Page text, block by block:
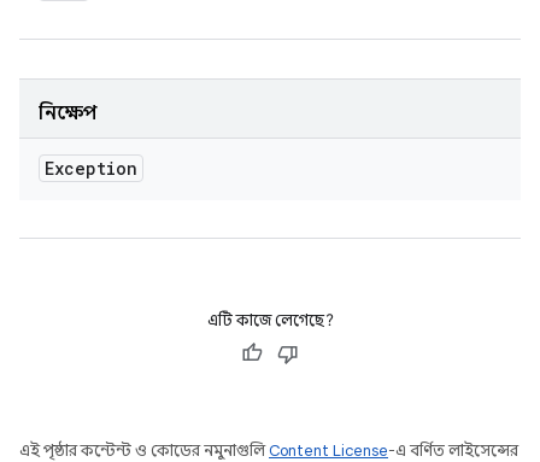
নিক্ষেপ
Exception
এটি কাজে লেগেছে?
এই পৃষ্ঠার কন্টেন্ট ও কোডের নমুনাগুলিContent License-এ বর্ণিত লাইসেন্সের